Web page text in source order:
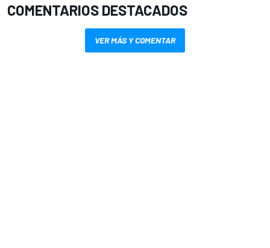
COMENTARIOS DESTACADOS
VER MÁS Y COMENTAR